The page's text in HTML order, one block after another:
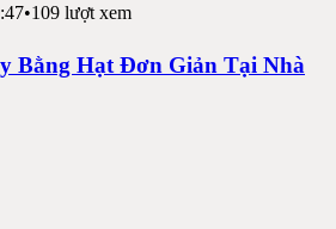
•109 lượt xem
Bằng Hạt Đơn Giản Tại Nhà